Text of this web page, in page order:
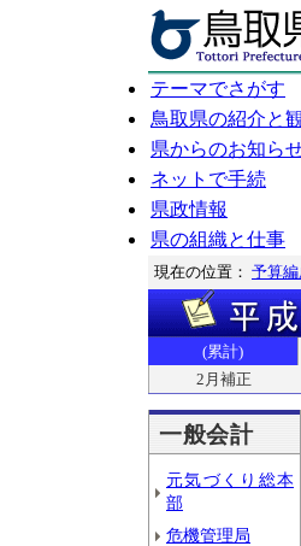
テーマでさがす
鳥取県の紹介と
県からのお知ら
ネットで手続
県政情報
県の組織と仕事
現在の位置： 予算
(累計)
2月補正
一般会計
元気づくり総本
部
危機管理局